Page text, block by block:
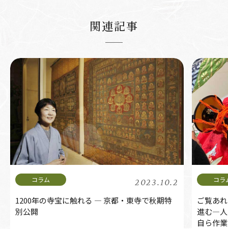
関連記事
2023.10.2
1200年の寺宝に触れる ― 京都・東寺で秋期特
別公開
ご覧あ
進む―人
自ら作業